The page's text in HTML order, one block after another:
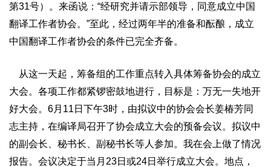
第31号）。来函说：“经研究并请示部领导，同意成立中国
翻译工作者协会。”至此，经过两年半的准备和酝酿，成立
中国翻译工作者协会的条件已完全齐备。
从这一天起，筹备组的工作重点转入具体筹备协会的成立
大会。各项工作都紧锣密鼓地进行，目标是：万无一失地开
好大会。6月11日下午3时，由拟议中的协会会长姜椿芳同
志主持，在编译局召开了协会成立大会的预备会议。拟议中
的副会长、秘书长、副秘书长等人参加。我在会上做了情况
报告。会议决定于当月23日或24日举行成立大会。地点，